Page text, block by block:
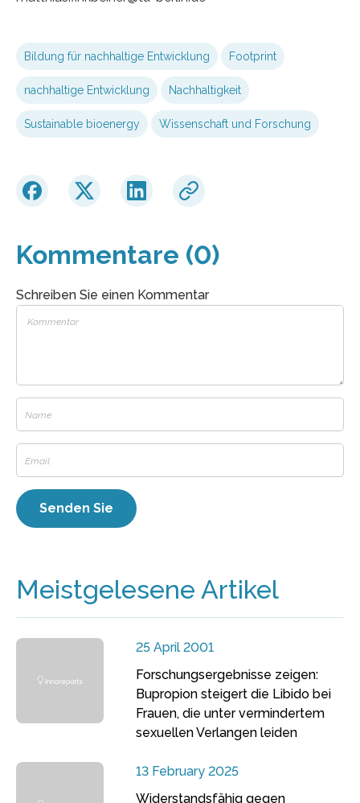
Bildung für nachhaltige Entwicklung Footprint
nachhaltige Entwicklung Nachhaltigkeit
Sustainable bioenergy Wissenschaft und Forschung
Kommentare (0)
Schreiben Sie einen Kommentar
Meistgelesene Artikel
25 April 2001
Forschungsergebnisse zeigen:
Bupropion steigert die Libido bei
Frauen, die unter vermindertem
sexuellen Verlangen leiden
13 February 2025
Widerstandsfähig gegen